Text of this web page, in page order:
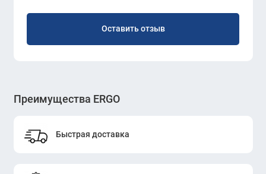
Оставить отзыв
Преимущества ERGO
Быстрая доставка